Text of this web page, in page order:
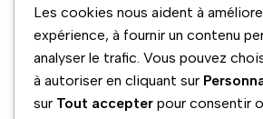
Les cookies nous aident à
expérience, à fournir un contenu
analyser le trafic. Vous pouvez
à autoriser en cliquant sur
sur Tout accepter pour consentir